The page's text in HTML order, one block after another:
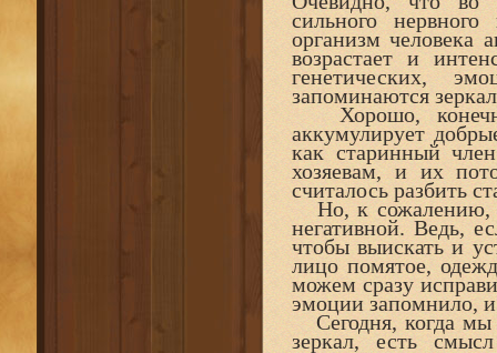
сильного
организм человека
возрастает и
генетических,
запоминаются
Хорошо,
аккумулирует
как старинный
хозяевам, и их
считалось разбить
Но, к сожалению,
негативной. Ведь,
чтобы выискать и
лицо помятое,
можем сразу
эмоции запомнило, и
Сегодня, когда мы
зеркал, есть